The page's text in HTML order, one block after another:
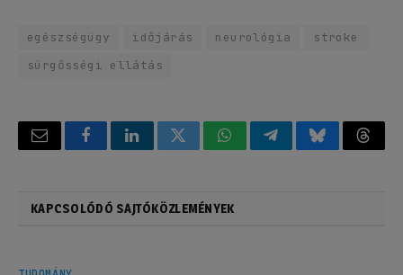
egészségügy időjárás neurológia
stroke
sürgősségi ellátás
Email FacebookLinkedInTwitterWhatsAppTelegramBluesky
KAPCSOLÓDÓ SAJTÓKÖZLEMÉNYEK